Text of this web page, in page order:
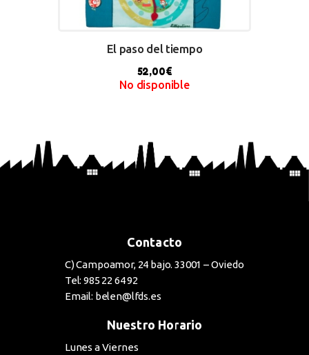
El paso del tiempo
52,00€
No disponible
Contacto
C) Campoamor, 24 bajo. 33001 – Oviedo
Tel: 985 22 64 92
Email: belen@lfds.es
Nuestro Horario
Lunes a Viernes